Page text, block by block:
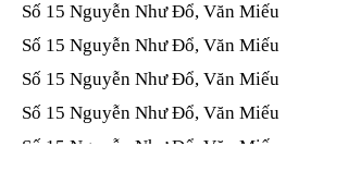
Số 15 Nguyễn Như Đổ, Văn Miếu​​​​
Số 15 Nguyễn Như Đổ, Văn Miếu​​​​
Số 15 Nguyễn Như Đổ, Văn Miếu​​​​
Số 15 Nguyễn Như Đổ, Văn Miếu​​​​
Số 15 Nguyễn Như Đổ, Văn Miếu​​​​